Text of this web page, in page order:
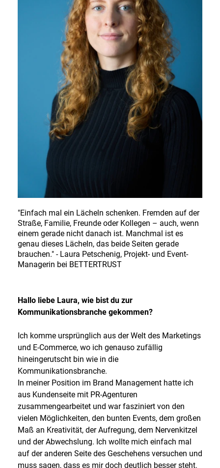
Deutsch
English
"Einfach mal ein Lächeln schenken. Fremden auf der
Straße, Familie, Freunde oder Kollegen – auch, wenn
einem gerade nicht danach ist. Manchmal ist es
genau dieses Lächeln, das beide Seiten gerade
brauchen." - Laura Petschenig, Projekt- und Event-
Managerin bei BETTERTRUST
Hallo liebe Laura, wie bist du zur
Kommunikationsbranche gekommen?
Ich komme ursprünglich aus der Welt des Marketings
und E-Commerce, wo ich genauso zufällig
hineingerutscht bin wie in die
Kommunikationsbranche.
In meiner Position im Brand Management hatte ich
aus Kundenseite mit PR-Agenturen
zusammengearbeitet und war fasziniert von den
vielen Möglichkeiten, den bunten Events, dem großen
Maß an Kreativität, der Aufregung, dem Nervenkitzel
und der Abwechslung. Ich wollte mich einfach mal
auf der anderen Seite des Geschehens versuchen und
muss sagen, dass es mir doch deutlich besser steht.